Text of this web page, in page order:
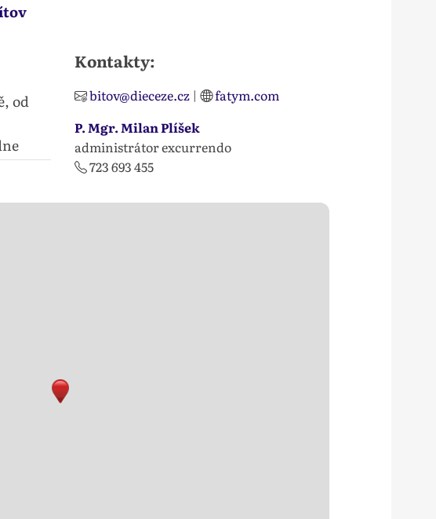
od
Kontakty:
bitov@dieceze.cz |
fatym.com
P. Mgr. Milan Plíšek
administrátor excurrendo
723 693 455